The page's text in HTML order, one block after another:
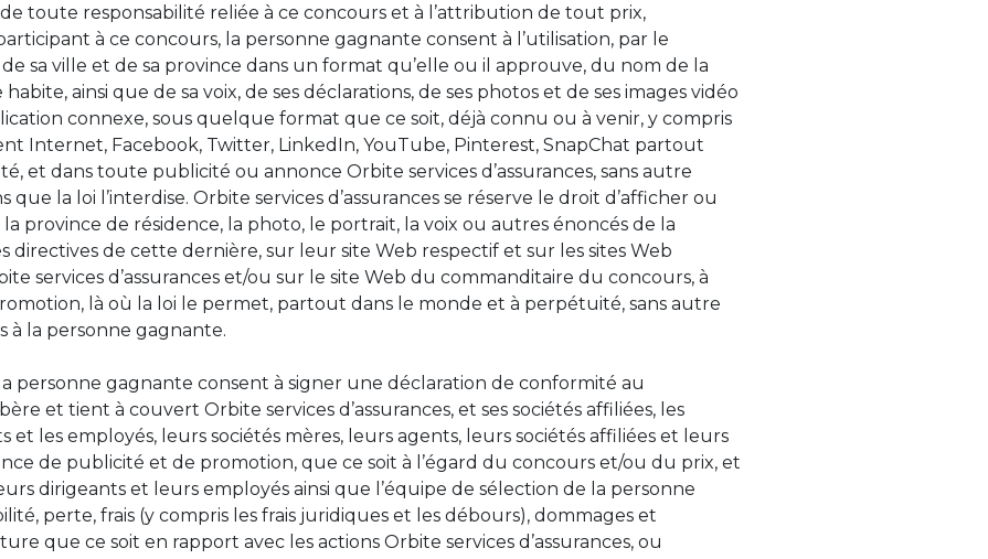
de toute responsabilité reliée à ce concours et à l’attribution de tout prix,
à ce concours, la personne gagnante consent à l’utilisation, par le
sa ville et de sa province dans un format qu’elle ou il approuve, du nom de la
ainsi que de sa voix, de ses déclarations, de ses photos et de ses images vidéo
connexe, sous quelque format que ce soit, déjà connu ou à venir, y compris
Internet, Facebook, Twitter, LinkedIn, YouTube, Pinterest, SnapChat partout
et dans toute publicité ou annonce Orbite services d’assurances, sans autre
que la loi l’interdise. Orbite services d’assurances se réserve le droit d’afficher ou
province de résidence, la photo, le portrait, la voix ou autres énoncés de la
directives de cette dernière, sur leur site Web respectif et sur les sites Web
services d’assurances et/ou sur le site Web du commanditaire du concours, à
là où la loi le permet, partout dans le monde et à perpétuité, sans autre
à la personne gagnante.
personne gagnante consent à signer une déclaration de conformité au
et tient à couvert Orbite services d’assurances, et ses sociétés affiliées, les
et les employés, leurs sociétés mères, leurs agents, leurs sociétés affiliées et leurs
de publicité et de promotion, que ce soit à l’égard du concours et/ou du prix, et
dirigeants et leurs employés ainsi que l’équipe de sélection de la personne
perte, frais (y compris les frais juridiques et les débours), dommages et
que ce soit en rapport avec les actions Orbite services d’assurances, ou